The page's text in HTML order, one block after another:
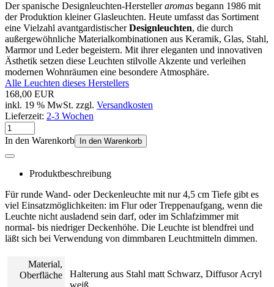
Der spanische Designleuchten-Herstelleraromas begann 1986 mit
der Produktion kleiner Glasleuchten. Heute umfasst das Sortiment
eine Vielzahl avantgardistischerDesignleuchten, die durch
außergewöhnliche Materialkombinationen aus Keramik, Glas, Stahl,
Marmor und Leder begeistern. Mit ihrer eleganten und innovativen
Ästhetik setzen diese Leuchten stilvolle Akzente und verleihen
modernen Wohnräumen eine besondere Atmosphäre.
Alle Leuchten dieses Herstellers
168,00 EUR
inkl. 19 % MwSt. zzgl. Versandkosten
Lieferzeit: 2-3 Wochen
In den Warenkorb In den Warenkorb
Produktbeschreibung
Für runde Wand- oder Deckenleuchte mit nur 4,5 cm Tiefe gibt es
viel Einsatzmöglichkeiten: im Flur oder Treppenaufgang, wenn die
Leuchte nicht ausladend sein darf, oder im Schlafzimmer mit
normal- bis niedriger Deckenhöhe. Die Leuchte ist blendfrei und
läßt sich bei Verwendung von dimmbaren Leuchtmitteln dimmen.
Material,
Oberfläche
Halterung aus Stahl matt Schwarz, Diffusor Acryl